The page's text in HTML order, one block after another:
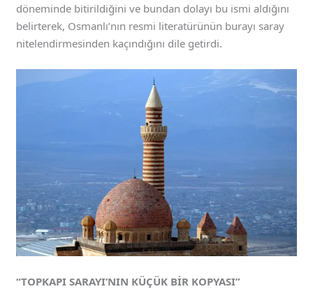
döneminde bitirildiğini ve bundan dolayı bu ismi aldığını
belirterek, Osmanlı’nın resmi literatürünün burayı saray
nitelendirmesinden kaçındığını dile getirdi.
“TOPKAPI SARAYI’NIN KÜÇÜK BİR KOPYASI”